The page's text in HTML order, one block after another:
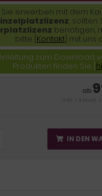
Sie erwerben mit dem
, sollten
benötigen,
bitte [Kontakt] mit uns
zum Download
Produkten finden Sie [
ab
inkl. 7 % MwSt.
IN DEN